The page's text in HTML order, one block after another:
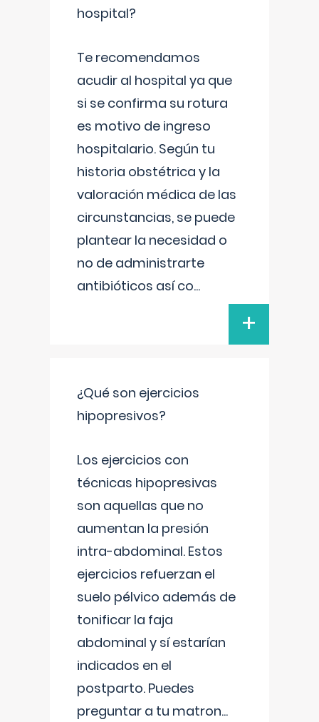
hospital?
Te recomendamos
acudir al hospital ya que
si se confirma su rotura
es motivo de ingreso
hospitalario. Según tu
historia obstétrica y la
valoración médica de las
circunstancias, se puede
plantear la necesidad o
no de administrarte
antibióticos así co...
+
¿Qué son ejercicios
hipopresivos?
Los ejercicios con
técnicas hipopresivas
son aquellas que no
aumentan la presión
intra-abdominal. Estos
ejercicios refuerzan el
suelo pélvico además de
tonificar la faja
abdominal y sí estarían
indicados en el
postparto. Puedes
preguntar a tu matron...